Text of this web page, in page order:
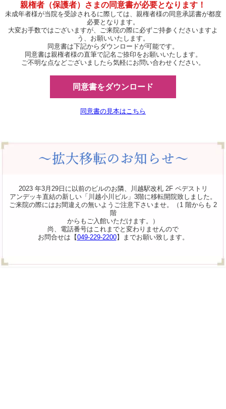
親権者（保護者）さまの同意書が必要となります！
未成年者様が当院を受診されるに際しては、親権者様の同意承諾書が都度
必要となります。
大変お手数ではございますが、ご来院の際に必ずご持参くださいますよ
う、お願いいたします。
同意書は下記からダウンロードが可能です。
同意書は親権者様の直筆で記名ご捺印をお願いいたします。
ご不明な点などございましたら気軽にお問い合わせください。
同意書をダウンロード
同意書の見本はこちら
2023 年3月29日に以前のビルのお隣、川越駅改札 2F ペデストリ
アンデッキ直結の新しい「川越小川ビル」3階に移転開院致しました。
ご来院の際にはお間違えの無いようご注意下さいませ。（1 階からも 2
階
からもご入館いただけます。）
尚、電話番号はこれまでと変わりませんので
お問合せは【049-229-2200】までお願い致します。